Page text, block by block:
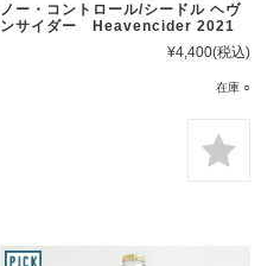
ノー・コントロール/シードル ヘヴ
ンサイダー Heavencider 2021
¥4,400(税込)
在庫 ○